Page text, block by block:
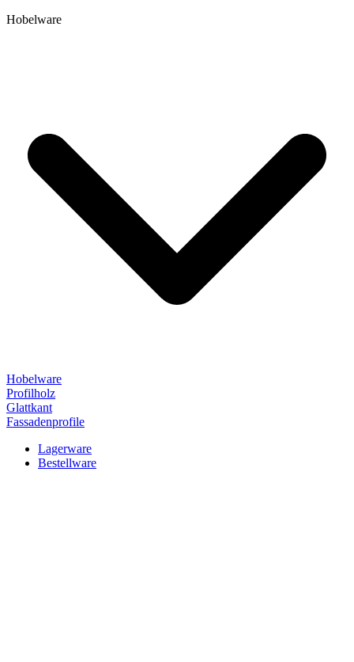
Hobelware
Hobelware
Profilholz
Glattkant
Fassadenprofile
Lagerware
Bestellware